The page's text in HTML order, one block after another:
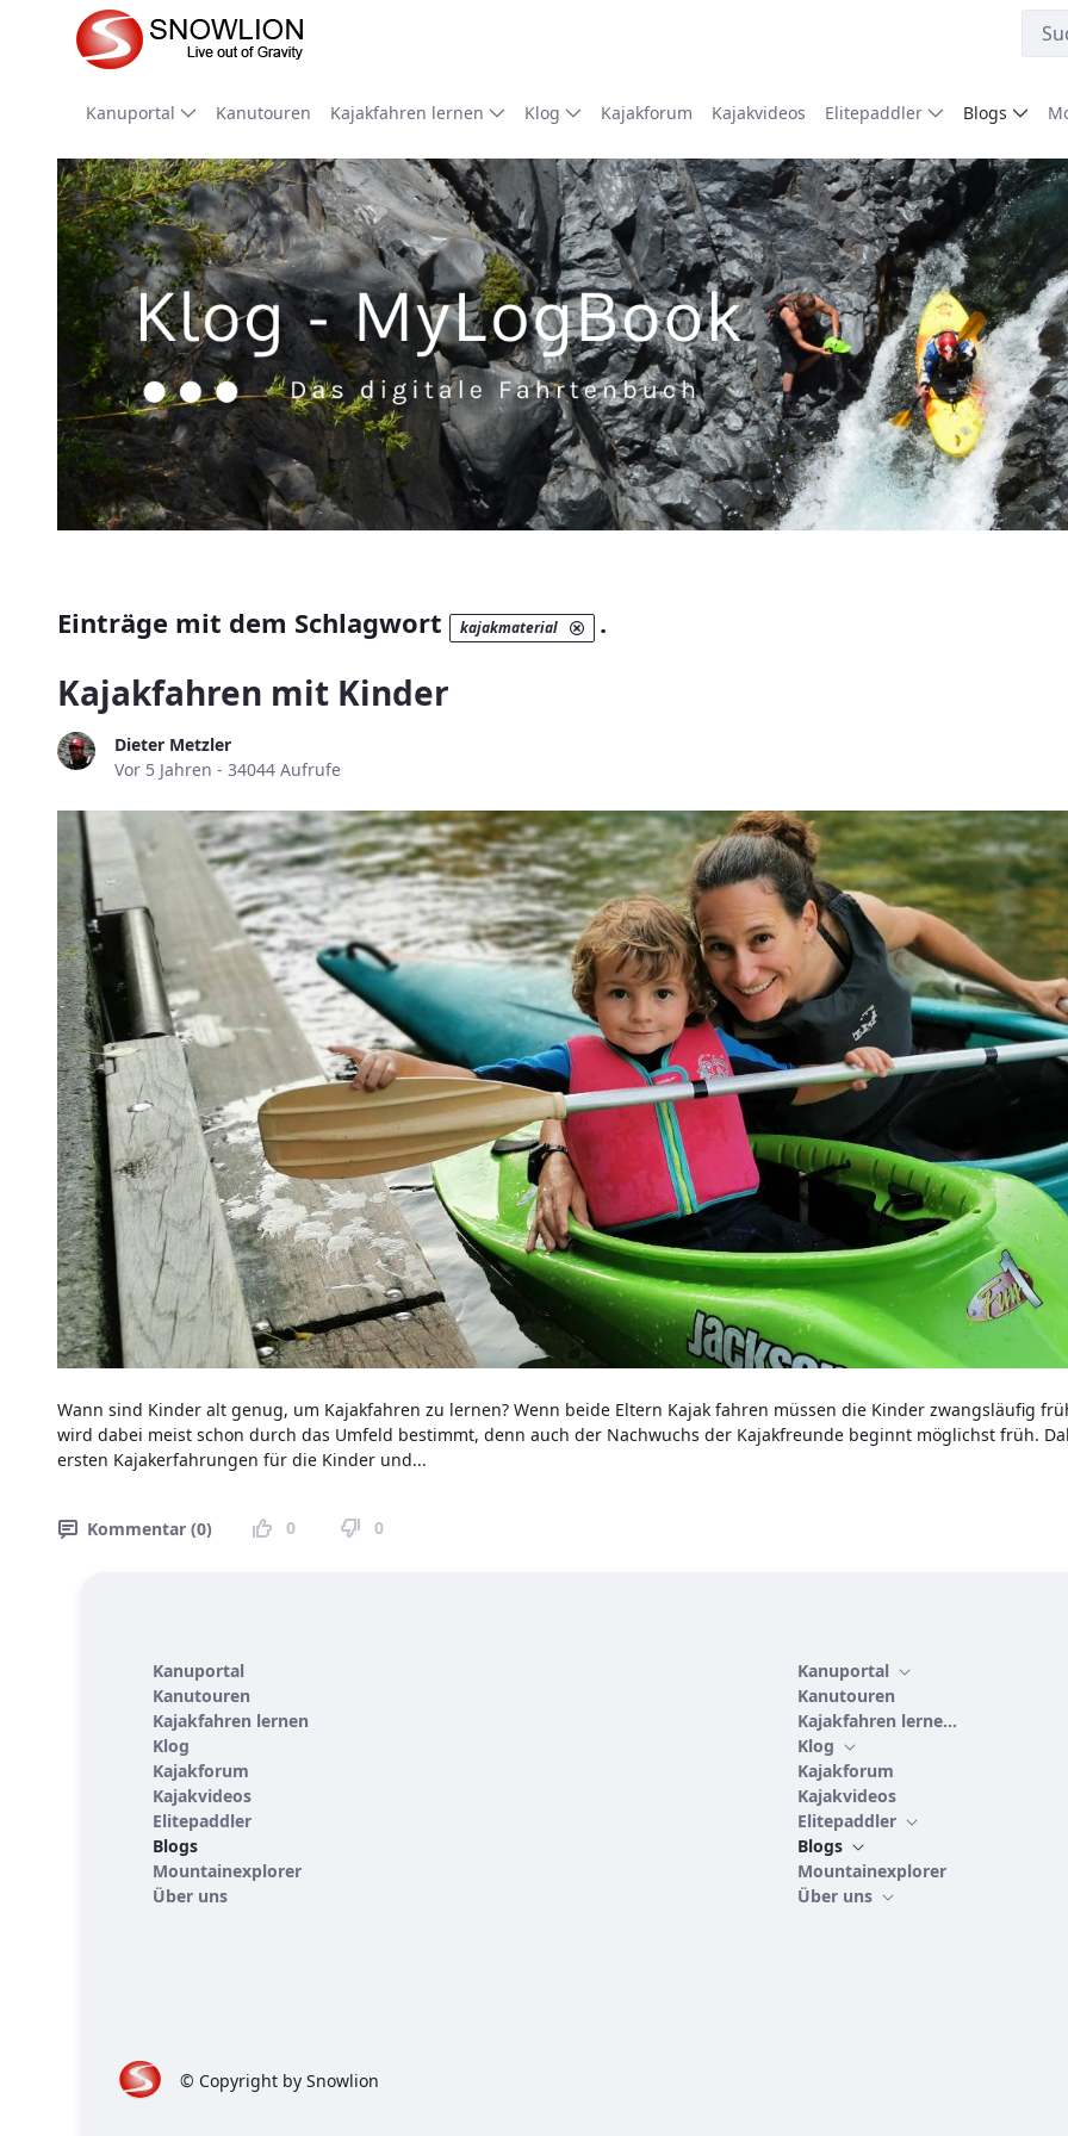
Zum Hauptinhalt springen
Kanuportal Kanutouren Kajakfahren lernen Klog Kajakforum Kajakvideos Elitepaddler Blogs
Einträge mit dem Schlagwort kajakmaterial .
Kajakfahren mit Kinder
Dieter Metzler
Publikationsdatum
Vor 5 Jahren - 34044 Aufrufe
Wann sind Kinder alt genug, um Kajakfahren zu lernen? Wenn beide Eltern Kajak fahren müssen die Kinder zwangsläufig
wird dabei meist schon durch das Umfeld bestimmt, denn auch der Nachwuchs der Kajakfreunde beginnt möglichst früh.
ersten Kajakerfahrungen für die Kinder und...
Kommentar (0) 0 0
Kanuportal
Kanutouren
Kajakfahren lernen
Klog
Kajakforum
Kajakvideos
Elitepaddler
Blogs
Mountainexplorer
Über uns
Kanuportal
Kanutouren
Kajakfahren lernen
Klog
Kajakforum
Kajakvideos
Elitepaddler
Blogs
Mountainexplorer
Über uns
© Copyright by Snowlion